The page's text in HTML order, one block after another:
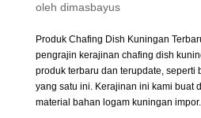
oleh dimasbayus
Produk Chafing Dish Kuningan
pengrajin kerajinan chafing dish
produk terbaru dan terupdate, seperti
yang satu ini. Kerajinan ini kami buat
material bahan logam kuningan